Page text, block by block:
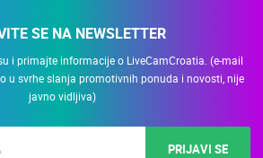
SE NA NEWSLETTER
i primajte informacije o LiveCamCroatia. (e-mail
u svrhe slanja promotivnih ponuda i novosti, nije
javno vidljiva)
PRIJAVI SE